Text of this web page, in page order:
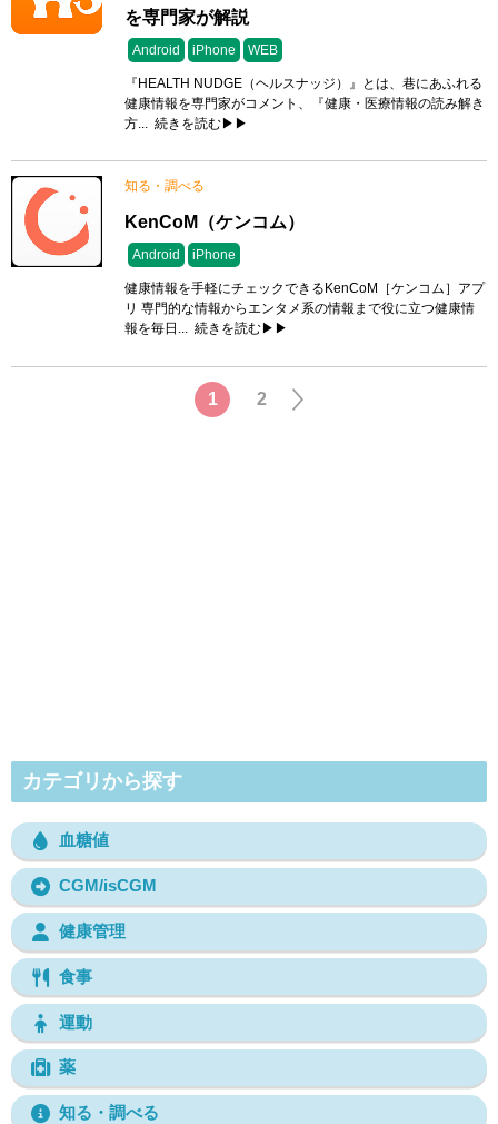
を専門家が解説
Android iPhone WEB
『HEALTH NUDGE（ヘルスナッジ）』とは、巷にあふれる
健康情報を専門家がコメント、『健康・医療情報の読み解き
方... 続きを読む▶▶
知る・調べる
KenCoM（ケンコム）
Android iPhone
健康情報を手軽にチェックできるKenCoM［ケンコム］アプ
リ 専門的な情報からエンタメ系の情報まで役に立つ健康情
報を毎日... 続きを読む▶▶
1 2
カテゴリから探す
血糖値
CGM/isCGM
健康管理
食事
運動
薬
知る・調べる